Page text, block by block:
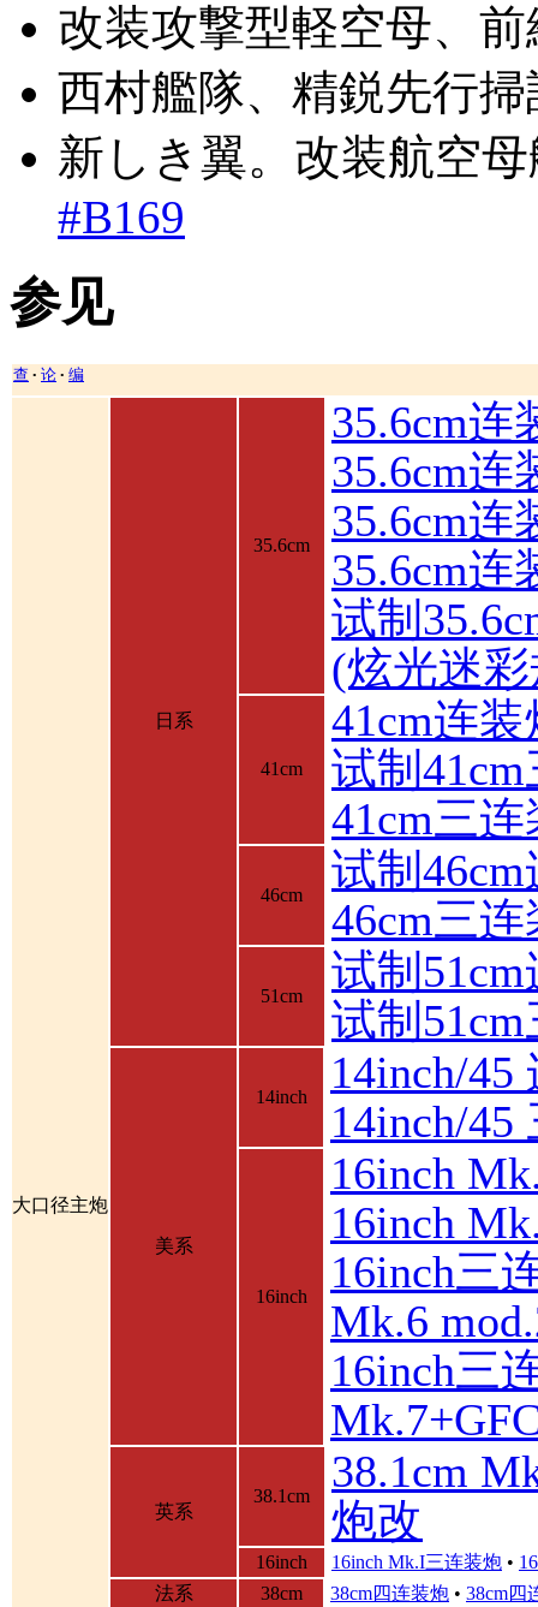
改装攻撃型軽空母、
西村艦隊、精鋭先行
新しき翼。改装航空
#B169
参见
查 • 论 • 编
大口径主炮
日系
35.6cm
35.6cm连
35.6cm连
35.6cm连
35.6cm连
试制
(炫光迷
41cm
41cm连装
试制
41cm三
46cm
试制
46cm三
51cm
试制
试制
美系
14inch
14inch/45
14inch/45
16inch
16inch
16inch
16inch三
Mk.6
16inch三
英系
38.1cm
38.1cm
炮改
16inch 16inch Mk.I三连装炮 •
法系
38cm 38cm四连装炮 • 38cm四